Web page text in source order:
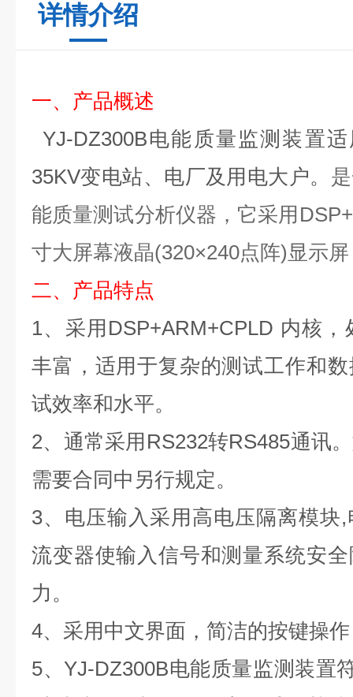
详情介绍
一、产品概述
YJ-DZ300B电能质量 监测装置
35KV变电站、电厂及用电大户。
能质量测试分析仪器，它采用
寸大屏幕液晶(320×240点阵)显示
二、 产品特点
1、采用DSP+ARM+CPLD 内核
丰富，适用于复杂的测试工作和
试效率和水平。
2、 通常采用 RS232转RS485通讯
需要合同中另行规定。
3、电压输入采用高电压隔离模块
流变器使输入信号和测量系统安
力。
4、采用中文界面，简洁的按键操
5、YJ-DZ300B电能质量监测装置